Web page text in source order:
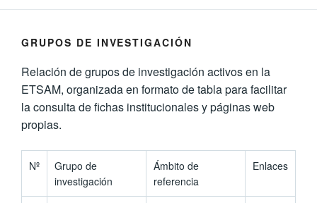
GRUPOS DE INVESTIGACIÓN
Relación de grupos de investigación activos en la
ETSAM, organizada en formato de tabla para facilitar
la consulta de fichas institucionales y páginas web
propias.
Nº
Grupo de
investigación
Ámbito de
referencia
Enlaces